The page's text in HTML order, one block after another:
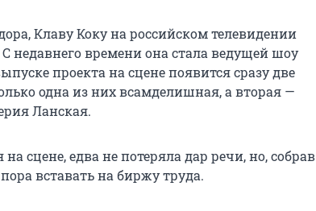
Клаву Коку на российском телевидении
недавнего времени она стала ведущей шоу
проекта на сцене появится сразу две
одна из них всамделишная, а вторая —
Ланская.
сцене, едва не потеряла дар речи, но, собрав
вставать на биржу труда.